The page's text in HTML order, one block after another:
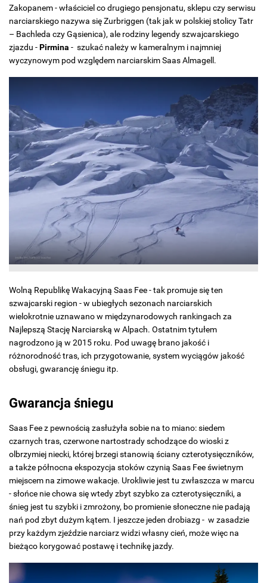
Zakopanem - właściciel co drugiego pensjonatu, sklepu czy serwisu
narciarskiego nazywa się Zurbriggen (tak jak w polskiej stolicy Tatr
– Bachleda czy Gąsienica), ale rodziny legendy szwajcarskiego
zjazdu -Pirmina - szukać należy w kameralnym i najmniej
wyczynowym pod względem narciarskim Saas Almagell.
Wolną Republikę Wakacyjną Saas Fee - tak promuje się ten
szwajcarski region - w ubiegłych sezonach narciarskich
wielokrotnie uznawano w międzynarodowych rankingach za
Najlepszą Stację Narciarską w Alpach. Ostatnim tytułem
nagrodzono ją w 2015 roku. Pod uwagę brano jakość i
różnorodność tras, ich przygotowanie, system wyciągów jakość
obsługi, gwarancję śniegu itp.
Gwarancja śniegu
Saas Fee z pewnością zasłużyła sobie na to miano: siedem
czarnych tras, czerwone nartostrady schodzące do wioski z
olbrzymiej niecki, której brzegi stanowią ściany czterotysięczników,
a także północna ekspozycja stoków czynią Saas Fee świetnym
miejscem na zimowe wakacje. Urokliwie jest tu zwłaszcza w marcu
- słońce nie chowa się wtedy zbyt szybko za czterotysięczniki, a
śnieg jest tu szybki i zmrożony, bo promienie słoneczne nie padają
nań pod zbyt dużym kątem. I jeszcze jeden drobiazg - w zasadzie
przy każdym zjeździe narciarz widzi własny cień, może więc na
bieżąco korygować postawę i technikę jazdy.